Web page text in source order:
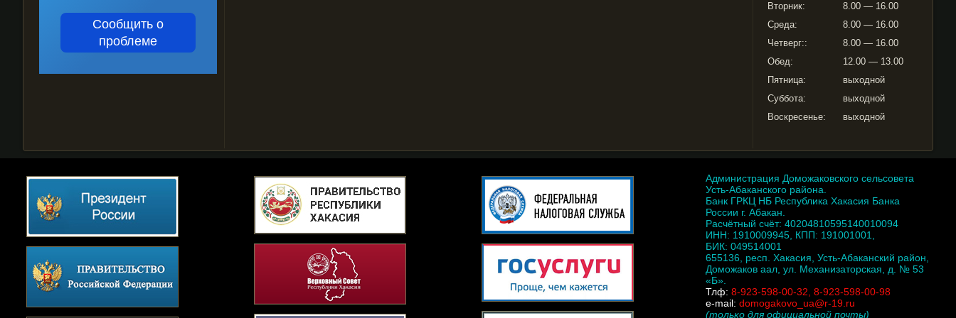
Сообщить о
проблеме
Вторник:
8.00 — 16.00
Среда:
8.00 — 16.00
Четверг::
8.00 — 16.00
Обед:
12.00 — 13.00
Пятница:
выходной
Суббота:
выходной
Воскресенье:
выходной
Администрация Доможаковского сельсовета
Усть-Абаканского района.
Банк ГРКЦ НБ Республика Хакасия Банка
России г. Абакан.
Расчётный счёт: 40204810595140010094
ИНН: 1910009945, КПП: 191001001,
БИК: 049514001
655136, респ. Хакасия, Усть-Абаканский район,
Доможаков аал, ул. Механизаторская, д. № 53
«Б».
Тлф: 8-923-598-00-32, 8-923-598-00-98
e-mail: domogakovo_ua@r-19.ru
(только для официальной почты)